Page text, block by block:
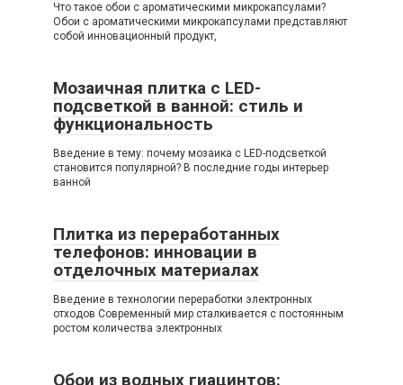
Что такое обои с ароматическими микрокапсулами?
Обои с ароматическими микрокапсулами представляют
собой инновационный продукт,
Мозаичная плитка с LED-
подсветкой в ванной: стиль и
функциональность
Введение в тему: почему мозаика с LED-подсветкой
становится популярной? В последние годы интерьер
ванной
Плитка из переработанных
телефонов: инновации в
отделочных материалах
Введение в технологии переработки электронных
отходов Современный мир сталкивается с постоянным
ростом количества электронных
Обои из водных гиацинтов: